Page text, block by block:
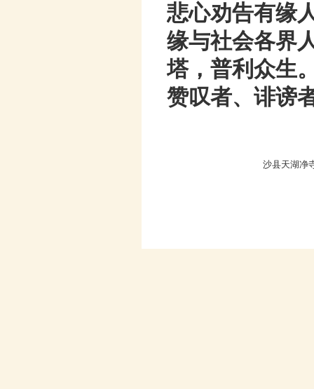
悲心劝告有缘
缘与社会各界
塔，普利众生
赞叹者、诽谤
沙县天湖净